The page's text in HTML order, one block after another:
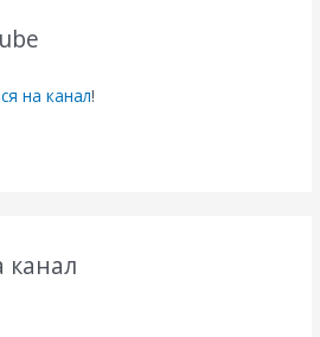
на канал!
канал